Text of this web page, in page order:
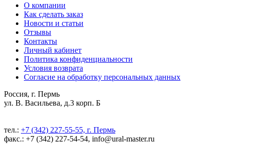
О компании
Как сделать заказ
Новости и статьи
Отзывы
Контакты
Личный кабинет
Политика конфиденциальности
Условия возврата
Согласие на обработку персональных данных
Россия, г. Пермь
ул. В. Васильева, д.3 корп. Б
тел.: +7 (342) 227-55-55, г. Пермь
факс.: +7 (342) 227-54-54, info@ural-master.ru